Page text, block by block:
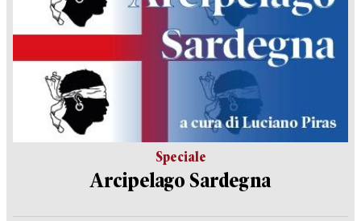
Speciale
Arcipelago Sardegna